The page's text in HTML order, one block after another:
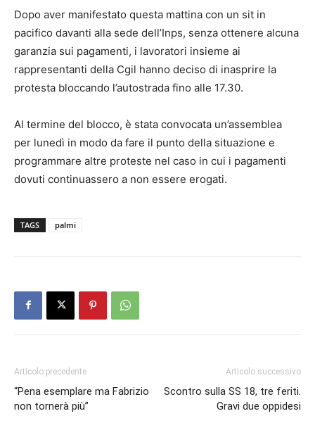
Dopo aver manifestato questa mattina con un sit in
pacifico davanti alla sede dell’Inps, senza ottenere alcuna
garanzia sui pagamenti, i lavoratori insieme ai
rappresentanti della Cgil hanno deciso di inasprire la
protesta bloccando l’autostrada fino alle 17.30.
Al termine del blocco, è stata convocata un’assemblea
per lunedì in modo da fare il punto della situazione e
programmare altre proteste nel caso in cui i pagamenti
dovuti continuassero a non essere erogati.
TAGS palmi
Articolo precedente
“Pena esemplare ma Fabrizio
non tornerà più”
Articolo successivo
Scontro sulla SS 18, tre feriti.
Gravi due oppidesi